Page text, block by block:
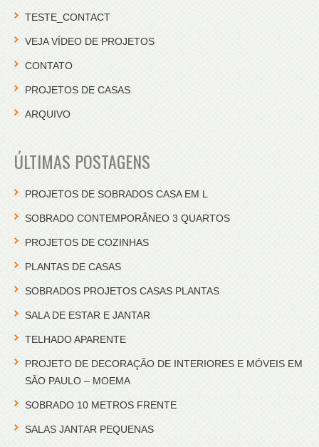
TESTE_CONTACT
VEJA VÍDEO DE PROJETOS
CONTATO
PROJETOS DE CASAS
ARQUIVO
ÚLTIMAS POSTAGENS
PROJETOS DE SOBRADOS CASA EM L
SOBRADO CONTEMPORÂNEO 3 QUARTOS
PROJETOS DE COZINHAS
PLANTAS DE CASAS
SOBRADOS PROJETOS CASAS PLANTAS
SALA DE ESTAR E JANTAR
TELHADO APARENTE
PROJETO DE DECORAÇÃO DE INTERIORES E MÓVEIS EM
SÃO PAULO – MOEMA
SOBRADO 10 METROS FRENTE
SALAS JANTAR PEQUENAS